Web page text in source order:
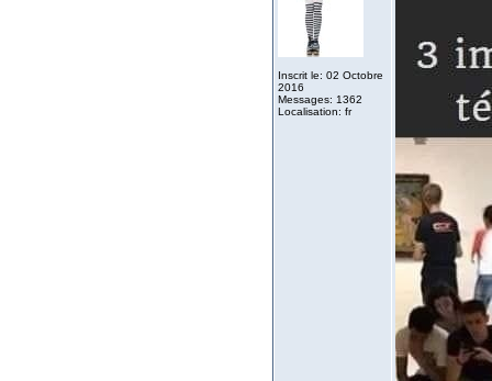
Inscrit le: 02 Octobre
2016
Messages: 1362
Localisation: fr